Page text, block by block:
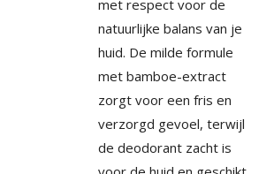
met respect voor de
natuurlijke balans van je
huid. De milde formule
met bamboe-extract
zorgt voor een fris en
verzorgd gevoel, terwijl
de deodorant zacht is